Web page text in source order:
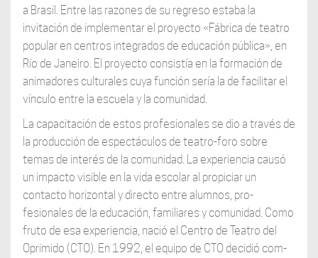
a Brasil. Entre las razones de su regreso estaba la
invitación de implementar el proyecto «Fábrica de teatro
popular en centros integrados de educación pública», en
Río de Janeiro. El proyecto consistía en la formación de
animadores culturales cuya función sería la de facilitar el
vínculo entre la escuela y la comunidad.
La capacitación de estos profesionales se dio a través de
la producción de espectáculos de teatro-foro sobre
temas de interés de la comunidad. La experiencia causó
un impacto visible en la vida escolar al propiciar un
contacto horizontal y directo entre alumnos, pro-
fesionales de la educación, familiares y comunidad. Como
fruto de esa experiencia, nació el Centro de Teatro del
Oprimido (CTO). En 1992, el equipo de CTO decidió com-